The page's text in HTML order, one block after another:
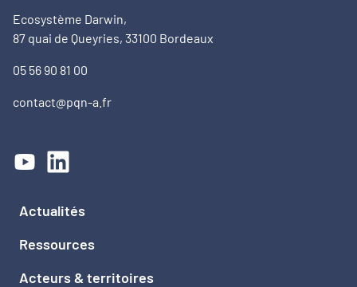
Ecosystème Darwin,
87 quai de Queyries, 33100 Bordeaux
05 56 90 81 00
contact@pqn-a.fr
Actualités
Ressources
Acteurs & territoires